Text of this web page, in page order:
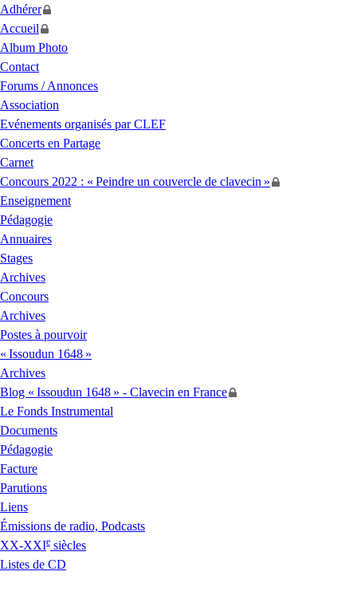
Adhérer
Accueil
Album Photo
Contact
Forums / Annonces
Association
Evénements organisés parCLEF
Concerts en Partage
Carnet
Concours 2022 : « Peindre un couvercle de clavecin »
Enseignement
Pédagogie
Annuaires
Stages
Archives
Concours
Archives
Postes à pourvoir
« Issoudun 1648 »
Archives
Blog « Issoudun 1648 » - Clavecin en France
Le Fonds Instrumental
Documents
Pédagogie
Facture
Parutions
Liens
Émissions de radio, Podcasts
XX-XXIe siècles
Listes de CD